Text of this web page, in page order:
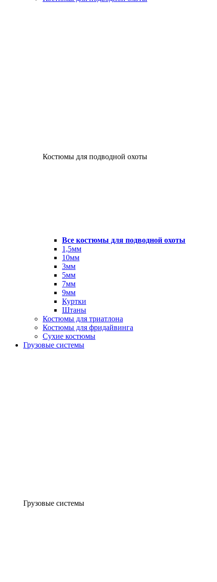
Костюмы для подводной охоты
Все костюмы для подводной охоты
1,5мм
10мм
3мм
5мм
7мм
9мм
Куртки
Штаны
Костюмы для триатлона
Костюмы для фридайвинга
Сухие костюмы
Грузовые системы
Грузовые системы